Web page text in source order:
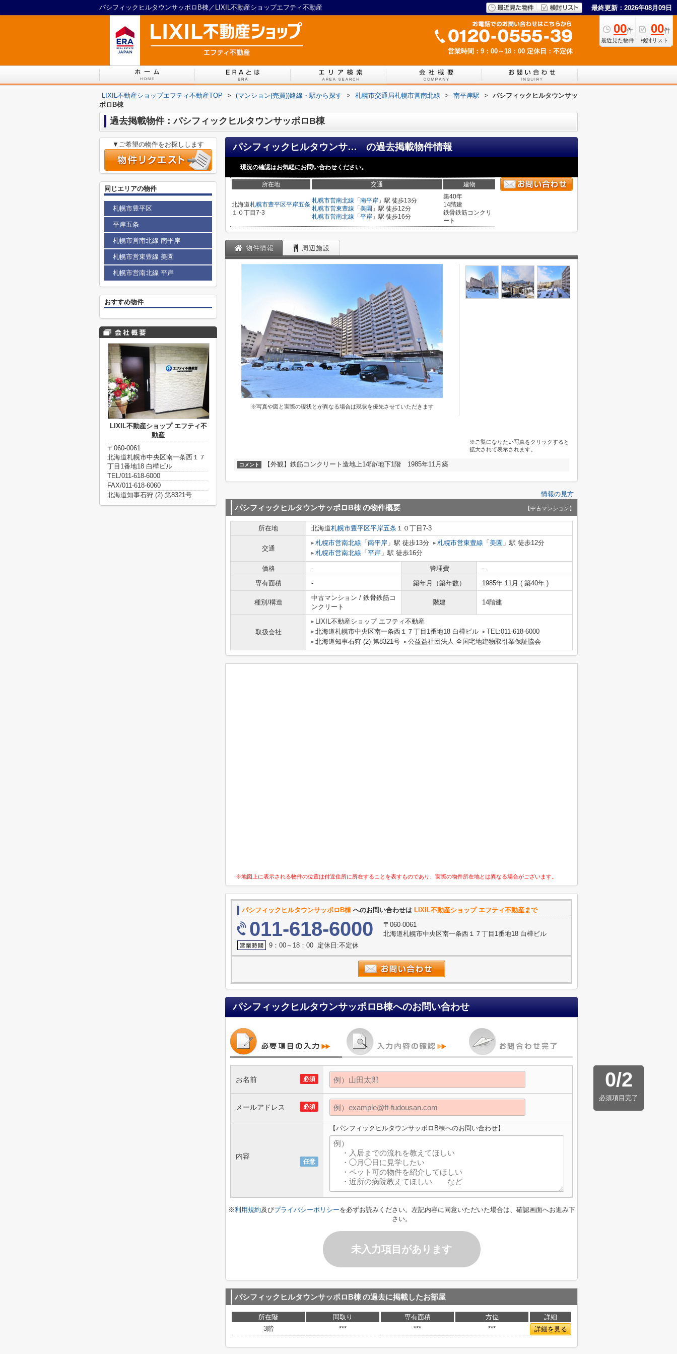
パシフィックヒルタウンサッポロB棟／LIXIL不動産ショップエフティ不動産 最終更新：2026年08月09日
00件
最近見た物件
00件
検討リスト
営業時間：9：00～18：00 定休日：不定休
LIXIL不動産ショップエフティ不動産TOP > (マンション(売買))路線・駅から探す > 札幌市交通局札幌市営南北線 > 南平岸駅 >
パシフィックヒルタウンサッ
ポロB棟
過去掲載物件：パシフィックヒルタウンサッポロB棟
パシフィックヒルタウンサッポロB棟 の過去掲載物件情報
現況の確認はお気軽にお問い合わせください。
所在地 交通 建物
北海道札幌市豊平区平岸五条
１０丁目7-3
札幌市営南北線 「 南平岸 」駅 徒歩13分
札幌市営東豊線 「 美園 」駅 徒歩12分
札幌市営南北線 「 平岸 」駅 徒歩16分
築40年
14階建
鉄骨鉄筋コンクリ
ート
物件情報 周辺施設
※写真や図と実際の現状とが異なる場合は現状を優先させていただきます
※ご覧になりたい写真をクリックすると
拡大されて表示されます。
コメント 【外観】鉄筋コンクリート造地上14階/地下1階 1985年11月築
情報の見方
パシフィックヒルタウンサッポロB棟の物件概要 【中古マンション】
所在地 北海道札幌市豊平区平岸五条 １０丁目7-3
交通
札幌市営南北線 「 南平岸 」駅 徒歩13分 札幌市営東豊線 「 美園 」駅 徒歩12分
札幌市営南北線 「 平岸 」駅 徒歩16分
価格 - 管理費
-
専有面積
- 築年月（築年数） 1985年 11月 ( 築40年 )
種別/構造
中古マンション / 鉄骨鉄筋コ
ンクリート
階建 14階建
取扱会社
LIXIL不動産ショップ エフティ不動産
北海道札幌市中央区南一条西１７丁目1番地18 白樺ビル
TEL:011-618-6000
北海道知事石狩 (2) 第8321号
公益益社団法人 全国宅地建物取引業保証協会
※地図上に表示される物件の位置は付近住所に所在することを表すものであり、実際の物件所在地とは異なる場合がございます。
パシフィックヒルタウンサッポロB棟 へのお問い合わせは LIXIL不動産ショップ エフティ不動産まで
011-618-6000
〒060-0061
北海道札幌市中央区南一条西１７丁目1番地18 白樺ビル
9：00～18：00 定休日:不定休
パシフィックヒルタウンサッポロB棟へのお問い合わせ
0/2
必須項目完了
必須
お名前
必須
メールアドレス
任意
内容
【パシフィックヒルタウンサッポロB棟へのお問い合わせ】
※利用規約及びプライバシーポリシーを必ずお読みください。左記内容に同意いただいた場合は、確認画面へお進み下
さい。
未入力項目があります
パシフィックヒルタウンサッポロB棟の過去に掲載したお部屋
所在階 間取り 専有面積 方位
詳細
3階
*** *** *** 詳細を見る
▼ご希望の物件をお探しします
同じエリアの物件
札幌市豊平区
平岸五条
札幌市営南北線 南平岸
札幌市営東豊線 美園
札幌市営南北線 平岸
おすすめ物件
LIXIL不動産ショップ エフティ不
動産
〒060-0061
北海道札幌市中央区南一条西１７
丁目1番地18 白樺ビル
TEL/011-618-6000
FAX/011-618-6060
北海道知事石狩 (2) 第8321号